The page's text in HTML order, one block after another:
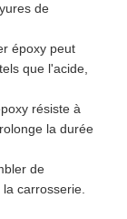
de
époxy peut
que l'acide,
résiste à
la durée
de
carrosserie.